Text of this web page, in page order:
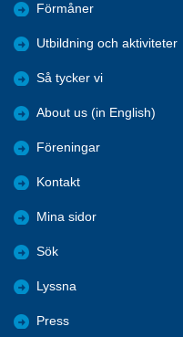
Förmåner
Utbildning och aktiviteter
Så tycker vi
About us (in English)
Föreningar
Kontakt
Mina sidor
Sök
Lyssna
Press